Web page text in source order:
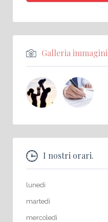
Galleria immagini
I nostri orari.
lunedì
martedì
mercoledì